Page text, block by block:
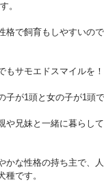
。
格で飼育もしやすいの
もサモエドスマイルを！
子が1頭と女の子が1頭で
や兄妹と一緒に暮らし
かな性格の持ち主で、
種です。